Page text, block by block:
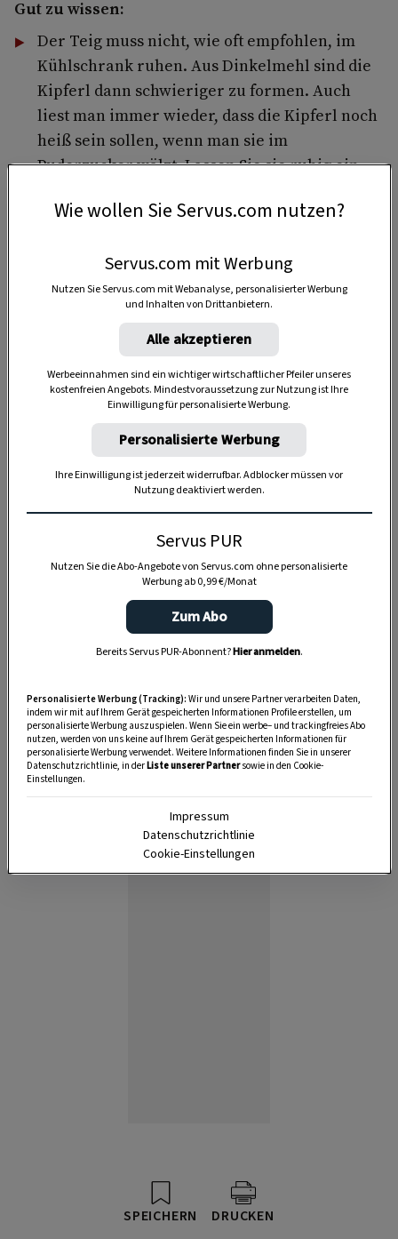
Gut zu wissen:
Der Teig muss nicht, wie oft empfohlen, im
Kühlschrank ruhen. Aus Dinkelmehl sind die
Kipferl dann schwieriger zu formen. Auch
liest man immer wieder, dass die Kipferl noch
heiß sein sollen, wenn man sie im
Puderzucker wälzt. Lassen Sie sie ruhig ein
leicht.
Einige Kipferl „müssen“ bei uns immer
brechen, weil die Tradition verlangt, dass man
sie dann augenblicklich und blitzartig
genießen darf.
2 Blech(e)
Anzeige
SPEICHERN DRUCKEN
Wie wollen Sie Servus.com nutzen?
Servus.com mit Werbung
Nutzen Sie Servus.com mit Webanalyse, personalisierter Werbung
und Inhalten von Drittanbietern.
Alle akzeptieren
Werbeeinnahmen sind ein wichtiger wirtschaftlicher Pfeiler unseres
kostenfreien Angebots. Mindestvoraussetzung zur Nutzung ist Ihre
Einwilligung für personalisierte Werbung.
Personalisierte Werbung
Ihre Einwilligung ist jederzeit widerrufbar. Adblocker müssen vor
Nutzung deaktiviert werden.
Servus PUR
Nutzen Sie die Abo-Angebote von Servus.com ohne personalisierte
Werbung ab 0,99 €/Monat
Zum Abo
Bereits Servus PUR-Abonnent?Hier anmelden.
Personalisierte Werbung (Tracking): Wir und unsere Partner verarbeiten Daten,
indem wir mit auf Ihrem Gerät gespeicherten Informationen Profile erstellen, um
personalisierte Werbung auszuspielen. Wenn Sie ein werbe– und trackingfreies Abo
nutzen, werden von uns keine auf Ihrem Gerät gespeicherten Informationen für
personalisierte Werbung verwendet. Weitere Informationen finden Sie in unserer
Datenschutzrichtlinie, in derListe unserer Partnersowie in den Cookie-
Einstellungen.
Impressum
Datenschutzrichtlinie
Cookie-Einstellungen